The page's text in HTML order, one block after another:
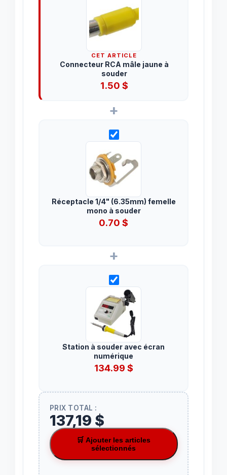
CET ARTICLE
Connecteur RCA mâle jaune à
souder
1.50 $
+
Réceptacle 1/4" (6.35mm) femelle
mono à souder
0.70 $
+
Station à souder avec écran
numérique
134.99 $
PRIX TOTAL :
137,19 $
🛒 Ajouter les articles
sélectionnés